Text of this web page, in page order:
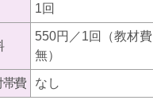
1回
550円／1回（教材費
無）
帯費 なし